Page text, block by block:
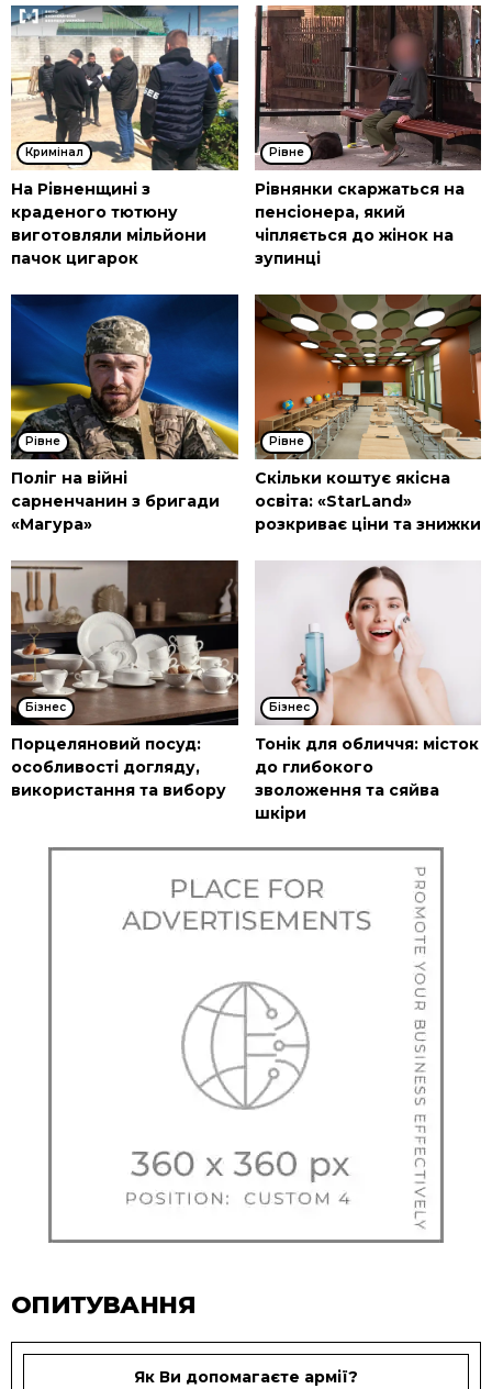
Кримінал
На Рівненщині з
краденого тютюну
виготовляли мільйони
пачок цигарок
Рівне
Рівнянки скаржаться на
пенсіонера, який
чіпляється до жінок на
зупинці
Рівне
Поліг на війні
сарненчанин з бригади
«Магура»
Рівне
Скільки коштує якісна
освіта: «StarLand»
розкриває ціни та знижки
Бізнес
Порцеляновий посуд:
особливості догляду,
використання та вибору
Бізнес
Тонік для обличчя: місток
до глибокого
зволоження та сяйва
шкіри
ОПИТУВАННЯ
Як Ви допомагаєте армії?